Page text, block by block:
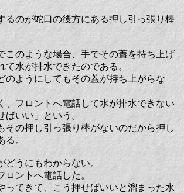
るのが蛇口の後方にある押し引っ張り棒
このような場合、手でその蓋を持ち上げ
て水が排水できたのである。
のようにしてもその蓋が持ち上がらな
、フロントへ電話して水が排水できない
ばいい」という。
その押し引っ張り棒がないのだから押し
る。
どうにもわからない。
ロントへ電話した。
ってきて、こう押せばいいと溜まった水